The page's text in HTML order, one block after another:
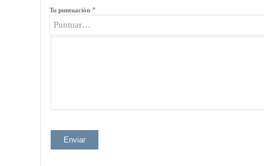
Tu puntuación*